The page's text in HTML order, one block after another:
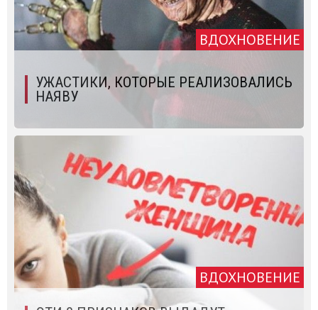
ВДОХНОВЕНИЕ
УЖАСТИКИ, КОТОРЫЕ РЕАЛИЗОВАЛИСЬ
НАЯВУ
ВДОХНОВЕНИЕ